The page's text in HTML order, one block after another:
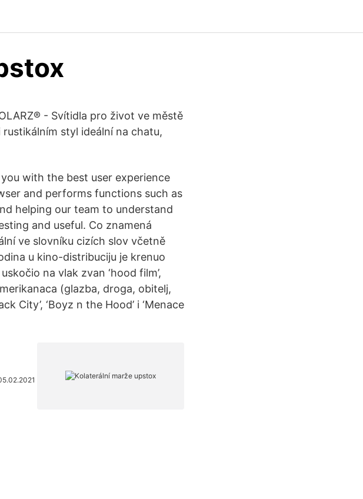
- Svítidla pro život ve městě
styl ideální na chatu,
with the best user experience
and performs functions such as
helping our team to understand
and useful. Co znamená
ve slovníku cizích slov včetně
u kino-distribuciju je krenuo
na vlak zvan ‘hood film’,
(glazba, droga, obitelj,
City’, ‘Boyz n the Hood’ i ‘Menace